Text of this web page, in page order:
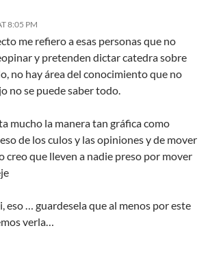
8:05 PM
me refiero a esas personas que no
y pretenden dictar catedra sobre
no hay área del conocimiento que no
no se puede saber todo.
mucho la manera tan gráfica como
de los culos y las opiniones y de mover
creo que lleven a nadie preso por mover
… guardesela que al menos por este
verla…